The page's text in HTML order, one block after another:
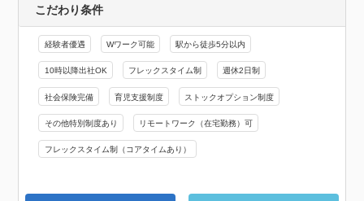
こだわり条件
経験者優遇 Wワーク可能 駅から徒歩5分以内
10時以降出社OK フレックスタイム制 週休2日制
社会保険完備 育児支援制度 ストックオプション制度
その他特別制度あり リモートワーク（在宅勤務）可
フレックスタイム制（コアタイムあり）